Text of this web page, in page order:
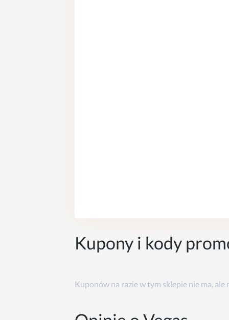
Kupony i kody
Kuponów na razie w tym sklepie nie ma, ale